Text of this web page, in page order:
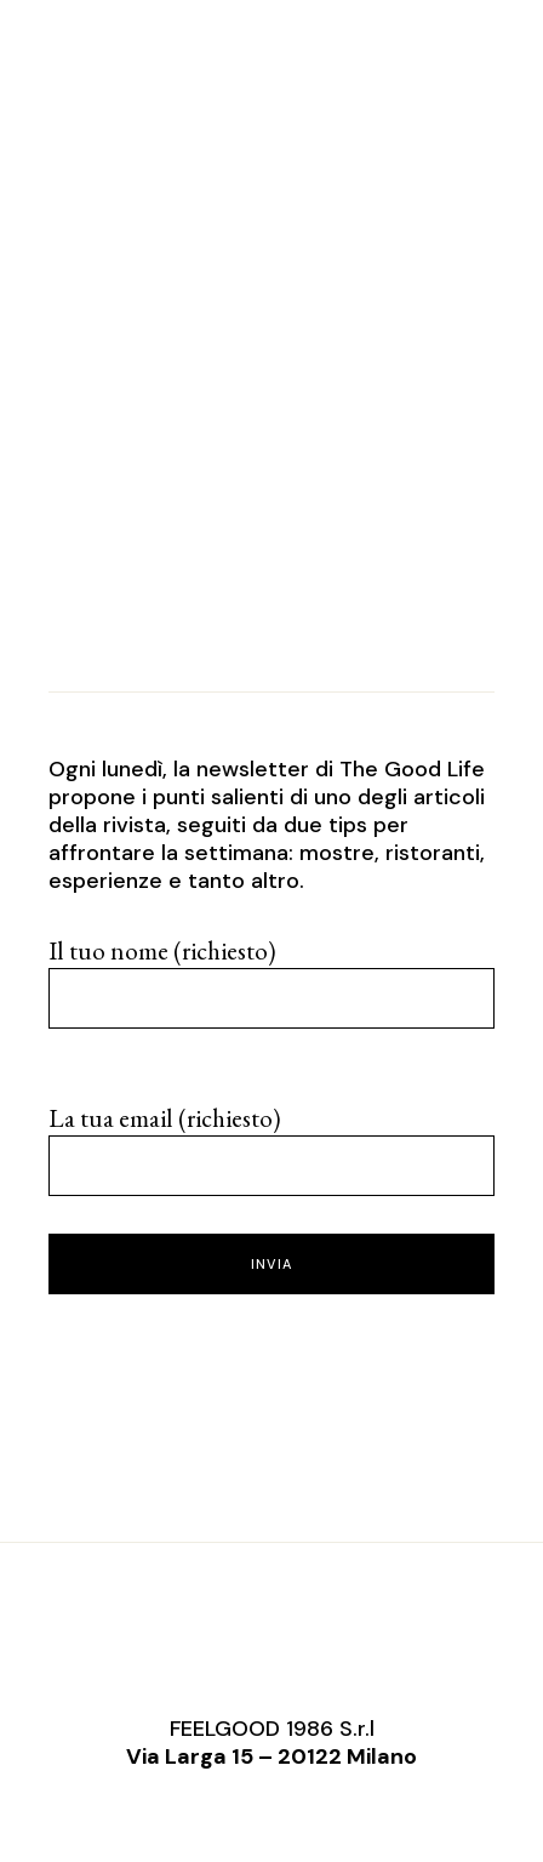
Ogni lunedì, la newsletter di The Good Life
propone i punti salienti di uno degli articoli
della rivista, seguiti da due tips per
affrontare la settimana: mostre, ristoranti,
esperienze e tanto altro.
Il tuo nome (richiesto)
La tua email (richiesto)
INVIA
FEELGOOD 1986 S.r.l
Via Larga 15 – 20122 Milano